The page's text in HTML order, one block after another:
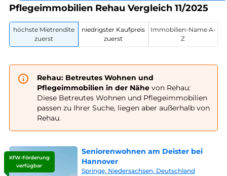
Pflegeimmobilien Rehau Vergleich 11/2025
höchste Mietrendite
zuerst
niedrigster Kaufpreis
zuerst
Immobilien-Name A-
Z
Rehau: Betreutes Wohnen und
Pflegeimmobilien in der Nähevon Rehau:
Diese Betreutes Wohnen und Pflegeimmobilien
passen zu Ihrer Suche, liegen aber außerhalb von
Rehau.
KfW-Förderung
verfügbar
Seniorenwohnen am Deister bei
Hannover
Springe, Niedersachsen, Deutschland